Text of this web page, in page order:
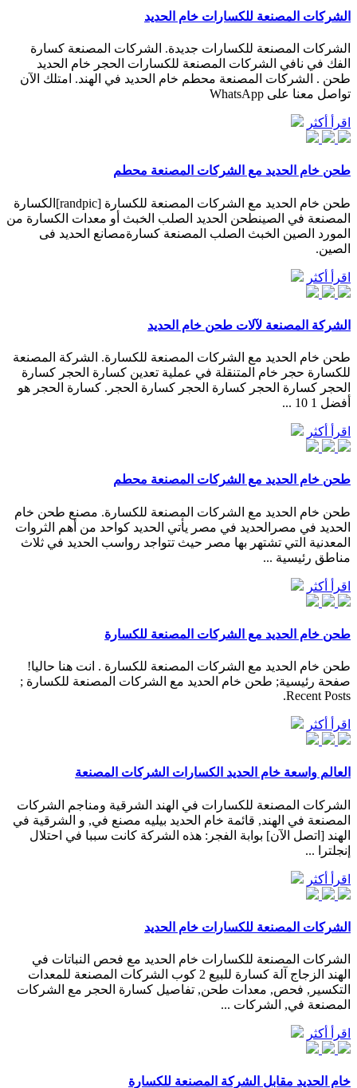
الشركات المصنعة للكسارات خام الحديد
الشركات المصنعة للكسارات جديدة. الشركات المصنعة كسارة
الفك في نافي الشركات المصنعة للكسارات الحجر خام الحديد
طحن . الشركات المصنعة محطم خام الحديد في الهند. امتلك الآن
تواصل معنا على WhatsApp
اقرأ أكثر
طحن خام الحديد مع الشركات المصنعة محطم
طحن خام الحديد مع الشركات المصنعة للكسارة [randpic]الكسارة
المصنعة في الصينطحن الحديد الصلب الخبث أو معدات الكسارة من
المورد الصين الخبث الصلب المصنعة كسارةمصانع الحديد فى
الصين.
اقرأ أكثر
الشركة المصنعة لآلات طحن خام الحديد
طحن خام الحديد مع الشركات المصنعة للكسارة. الشركة المصنعة
للكسارة حجر خام المتنقلة في عملية تعدين كسارة الحجر كسارة
الحجر كسارة الحجر كسارة الحجر كسارة الحجر. كسارة الحجر هو
أفضل 1 10 ...
اقرأ أكثر
طحن خام الحديد مع الشركات المصنعة محطم
طحن خام الحديد مع الشركات المصنعة للكسارة. مصنع طحن خام
الحديد في مصرالحديد في مصر يأتي الحديد كواحد من أهم الثروات
المعدنية التي تشتهر بها مصر حيث تتواجد رواسب الحديد في ثلاث
مناطق رئيسية ...
اقرأ أكثر
طحن خام الحديد مع الشركات المصنعة للكسارة
طحن خام الحديد مع الشركات المصنعة للكسارة . انت هنا حاليا!
صفحة رئيسية; طحن خام الحديد مع الشركات المصنعة للكسارة ;
Recent Posts.
اقرأ أكثر
العالم واسعة خام الحديد الكسارات الشركات المصنعة
الشركات المصنعة للكسارات في الهند الشرقية ومناجم الشركات
المصنعة في الهند, قائمة خام الحديد بيليه مصنع في, و الشرقية في
الهند [اتصل الآن] بوابة الفجر: هذه الشركة كانت سببا في احتلال
إنجلترا ...
اقرأ أكثر
الشركات المصنعة للكسارات خام الحديد
الشركات المصنعة للكسارات خام الحديد مع فحص النباتات في
الهند الزجاج آلة كسارة للبيع 2 كوب الشركات المصنعة للمعدات
التكسير, فحص, معدات طحن, تفاصيل كسارة الحجر مع الشركات
المصنعة في, الشركات ...
اقرأ أكثر
خام الحديد مقابل الشركة المصنعة للكسارة